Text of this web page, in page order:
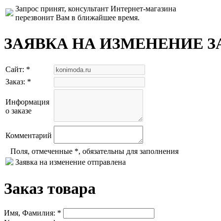
Запрос принят, консультант Интернет-магазина
перезвонит Вам в ближайшее время.
ЗАЯВКА НА ИЗМЕНЕНИЕ
Сайт: *
Заказ: *
Информация
о заказе
Комментарий
Поля, отмеченные *, обязательны для заполнения
Заявка на изменение отправлена
Заказ товара
Имя, Фамилия: *